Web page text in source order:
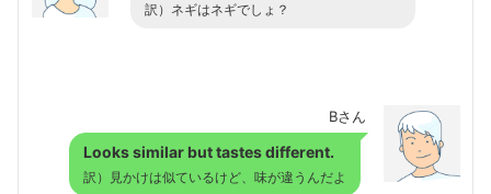
訳）ネギはネギでしょ？
Bさん
Looks similar but tastes different.
訳）見かけは似ているけど、味が違うんだよ